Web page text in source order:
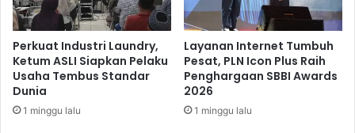
A
j
a
n
g
M
a
Perkuat Industri Laundry,
Ketum ASLI Siapkan Pelaku
Usaha Tembus Standar
Dunia
1 minggu lalu
Layanan Internet Tumbuh
Pesat, PLN Icon Plus Raih
Penghargaan SBBI Awards
2026
1 minggu lalu